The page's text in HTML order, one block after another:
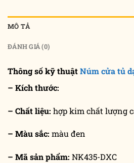
MÔ TẢ
ĐÁNH GIÁ (0)
Thông số kỹ thuậtNúm cửa tủ
– Kích thước:
– Chất liệu: hợp kim chất lượng
– Màu sắc: màu đen
– Mã sản phẩm: NK435-DXC